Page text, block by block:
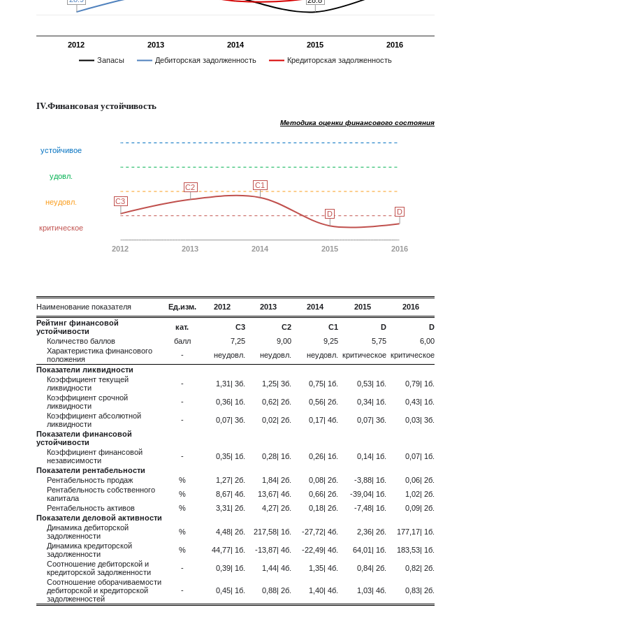
Запасы Дебиторская задолженность Кредиторская задолженность
2012 2013 2014 2015 2016
IV.Финансовая устойчивость
Методика оценки финансового состояния
устойчивое
удовл.
неудовл.
критическое
2012 2013 2014 2015 2016
C3
C3
C2
C2 C1
C1
D
D D
D
Наименование показателя Ед.изм. 2012 2013 2014 2015
2016
Рейтинг финансовой
устойчивости
кат. C3 C2 C1 D
D
Количество баллов
балл 7,25 9,00 9,25 5,75
6,00
Характеристика финансового
положения
- неудовл. неудовл. неудовл. критическое критическое
Показатели ликвидности
Коэффициент текущей
ликвидности
- 1,31| 3б. 1,25| 3б. 0,75| 1б. 0,53| 1б.
0,79| 1б.
Коэффициент срочной
ликвидности
- 0,36| 1б. 0,62| 2б. 0,56| 2б. 0,34| 1б.
0,43| 1б.
Коэффициент абсолютной
ликвидности
- 0,07| 3б. 0,02| 2б. 0,17| 4б. 0,07| 3б.
0,03| 3б.
Показатели финансовой
устойчивости
Коэффициент финансовой
независимости
- 0,35| 1б. 0,28| 1б. 0,26| 1б. 0,14| 1б.
0,07| 1б.
Показатели рентабельности
Рентабельность продаж
% 1,27| 2б. 1,84| 2б. 0,08| 2б. -3,88| 1б.
0,06| 2б.
Рентабельность собственного
капитала
% 8,67| 4б. 13,67| 4б. 0,66| 2б. -39,04| 1б.
1,02| 2б.
Рентабельность активов
% 3,31| 2б. 4,27| 2б. 0,18| 2б. -7,48| 1б.
0,09| 2б.
Показатели деловой активности
Динамика дебиторской
задолженности
% 4,48| 2б. 217,58| 1б. -27,72| 4б. 2,36| 2б.
177,17| 1б.
Динамика кредиторской
задолженности
% 44,77| 1б. -13,87| 4б. -22,49| 4б. 64,01| 1б.
183,53| 1б.
Соотношение дебиторской и
кредиторской задолженности
- 0,39| 1б. 1,44| 4б. 1,35| 4б. 0,84| 2б.
0,82| 2б.
Соотношение оборачиваемости
дебиторской и кредиторской
задолженностей
- 0,45| 1б. 0,88| 2б. 1,40| 4б. 1,03| 4б. 0,83| 2б.